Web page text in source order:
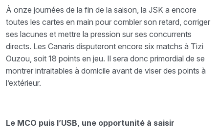
À onze journées de la fin de la saison, la JSK a encore
toutes les cartes en main pour combler son retard, corriger
ses lacunes et mettre la pression sur ses concurrents
directs. Les Canaris disputeront encore six matchs à Tizi
Ouzou, soit 18 points en jeu. Il sera donc primordial de se
montrer intraitables à domicile avant de viser des points à
l’extérieur.
Le MCO puis l’USB, une opportunité à saisir